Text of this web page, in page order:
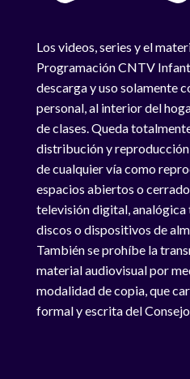
Los videos, series y el
Programación CNTV
descarga y uso solamente
personal, al interior del
de clases. Queda
distribución y reproducción
de cualquier vía como
espacios abiertos o
televisión digital,
discos o dispositivos de
También se prohíbe la
material audiovisual por
modalidad de copia, que
formal y escrita del